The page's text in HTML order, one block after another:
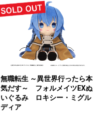
無職転生 ～異世界行ったら本
気だす～ フォルメイツEXぬ
いぐるみ ロキシー・ミグル
ディア